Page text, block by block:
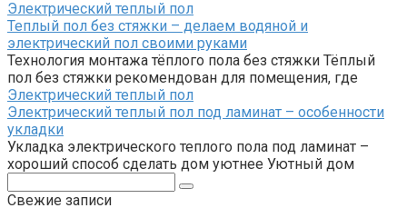
Электрический теплый пол
Теплый пол без стяжки – делаем водяной и
электрический пол своими руками
Технология монтажа тёплого пола без стяжки Тёплый
пол без стяжки рекомендован для помещения, где
Электрический теплый пол
Электрический теплый пол под ламинат – особенности
укладки
Укладка электрического теплого пола под ламинат –
хороший способ сделать дом уютнее Уютный дом
Свежие записи